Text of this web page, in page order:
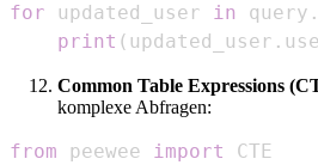
for updated_user in query .
print ( updated_user .
Common Table Expressions
komplexe Abfragen:
from peewee import